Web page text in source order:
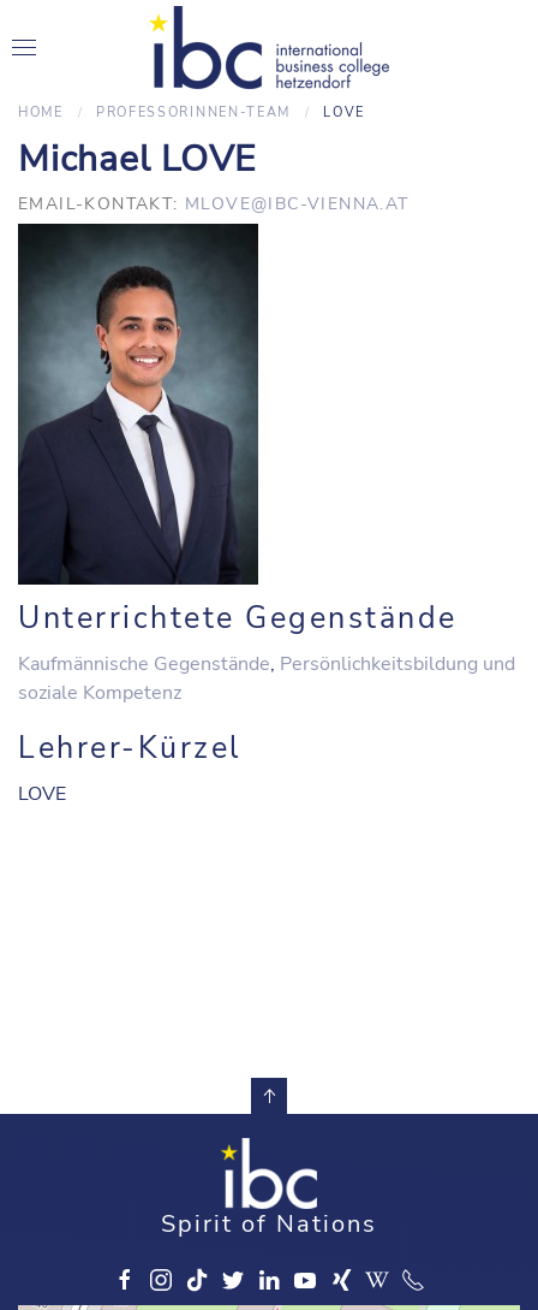
HOME PROFESSORINNEN-TEAM LOVE
Michael LOVE
EMAIL-KONTAKT: MLOVE@IBC-VIENNA.AT
Unterrichtete Gegenstände
Kaufmännische Gegenstände, Persönlichkeitsbildung und
soziale Kompetenz
Lehrer-Kürzel
LOVE
Spirit of Nations